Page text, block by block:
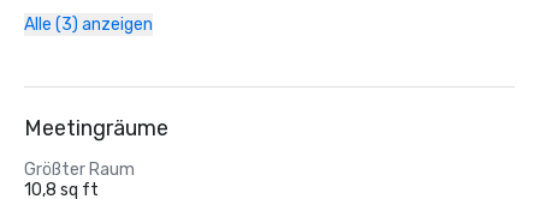
Alle (3) anzeigen
Meetingräume
Größter Raum
10,8 sq ft